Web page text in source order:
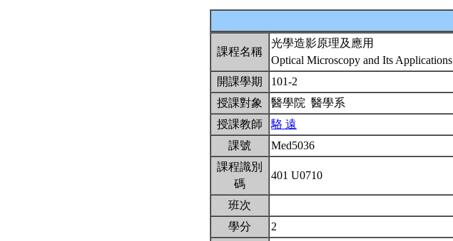
課程名稱
光學造影原理及應用
Optical Microscopy and Its Applications
開課學期
101-2
授課對象
醫學院 醫學系
授課教師
駱 遠
課號
Med5036
課程識別
碼
401 U0710
班次
學分
2